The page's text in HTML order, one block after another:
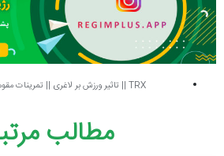
TRX
|| تاثیر ورزش بر لاغری || تمرینات
مطالب